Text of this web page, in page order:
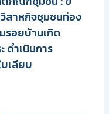
สาหกิจชุมชนท่อง
รอยบ้านเกิด
ดำเนินการ
เลียบ